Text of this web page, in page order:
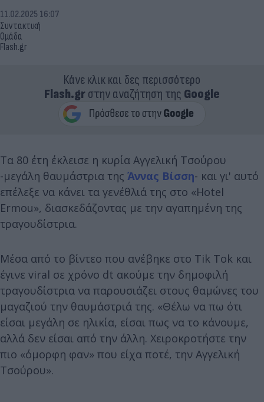
Συντακτική
Ομάδα
Flash.gr
11.02.2025 16:07
Κάνε κλικ και δες περισσότερο
Flash.grστην αναζήτηση της Google
Τα 80 έτη έκλεισε η κυρία Αγγελική Τσούρου
-μεγάλη θαυμάστρια της Άννας Βίσση- και γι' αυτό
επέλεξε να κάνει τα γενέθλιά της στο «Hotel
Ermou», διασκεδάζοντας με την αγαπημένη της
τραγουδίστρια.
Μέσα από το βίντεο που ανέβηκε στο Tik Tok και
έγινε viral σε χρόνο dt ακούμε την δημοφιλή
τραγουδίστρια να παρουσιάζει στους θαμώνες του
μαγαζιού την θαυμάστριά της. «Θέλω να πω ότι
είσαι μεγάλη σε ηλικία, είσαι πως να το κάνουμε,
αλλά δεν είσαι από την άλλη. Χειροκροτήστε την
πιο «όμορφη φαν» που είχα ποτέ, την Αγγελική
Τσούρου».